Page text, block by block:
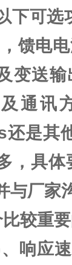
下可选
馈电
变送
通讯
还是其
，具
与厂家
较重
响应